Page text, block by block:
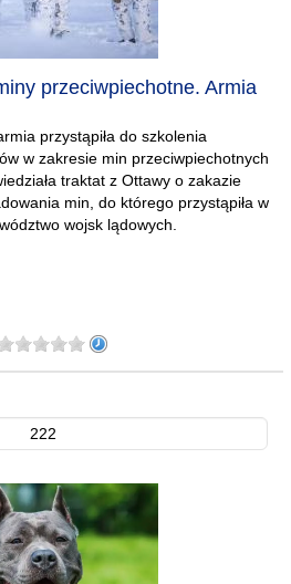
przeciwpiechotne. Armia
przystąpiła do szkolenia
w zakresie min przeciwpiechotnych
traktat z Ottawy o zakazie
min, do którego przystąpiła w
wojsk lądowych.
222